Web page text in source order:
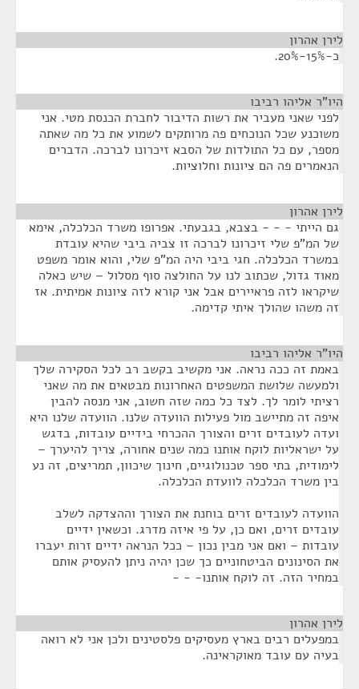
לירן אהרון
כ-15%-20%.
היו"ר אליהו רביבו
לפני שאני מעביר את רשות הדיבור לחברת הכנסת מטי. אני
משוכנע שכל הנוכחים פה מרותקים לשמוע את כל מה שאתה
מספר, עם כל התולדות של הסבא זיכרונו לברכה. הדברים
הנאמרים פה הם ציונות וחלוציות.
לירן אהרון
גם הייתי - - - בצבא, בגבעתי. אפרופו משרד הכלכלה, אימא
של המ"פ שלי זיכרונו לברכה זו צביה ביבי שהיא עובדת
במשרד הכלכלה. חגי ביבי היה המ"פ שלי, והוא אומר משפט
מאוד גדול, שכתוב לנו על החולצה סוף מסלול – שיש כאלה
שיקראו לזה פראיירים אבל אני קורא לזה ציונות אמיתית. אז
זה משהו שהולך איתי קדימה.
היו"ר אליהו רביבו
באמת זה ככה נראה. אני מקשיב בקשב רב לכל הסקירה שלך
ולמעשה שלושת המשפטים האחרונות מבטאים את מה שאני
רציתי לומר לך. לצד כל כמה שזה חשוב, אני מנסה להבין
איפה זה מתיישב מול פעילות הוועדה שלנו. הוועדה שלנו היא
ועדה לעובדים זרים והצורך ההכרחי בידיים עובדות, בדגש
על ישראליות לוקח אותנו כמה שנים אחורה, צריך להיערך –
לימודית, בתי ספר טכנולוגיים, חינוך שיכוון, תמריצים, זה נע
בין משרד הכלכלה לוועדת הכלכלה.
הוועדה לעובדים זרים בוחנת את הצורך וההצדקה לשלב
עובדים זרים, ואם כן, על פי איזה מדרג. וכשאין ידיים
עובדות – ואם אני מבין נכון – ככל הנראה ידיים זרות יעברו
את הסינונים הביטחוניים כך שכן יהיה ניתן להעסיק אותם
במחיר הזה. זה לוקח אותנו- - -
לירן אהרון
במפעלים רבים בארץ מעסיקים פלסטינים ולכן אני לא רואה
בעיה עם עובד מאוקראינה.